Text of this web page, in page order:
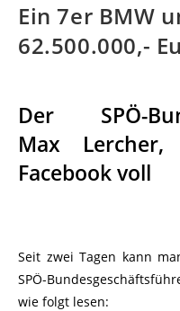
Ein 7er BMW
62.500.000,-
Der SPÖ-
Max
Facebook voll
Seit zwei Tagen kann
SPÖ-
wie folgt lesen: